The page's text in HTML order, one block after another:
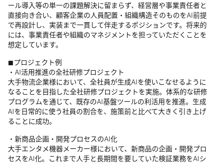
ール導入等の単一の課題解決に留まらず、経営層や事業責任者と
直接向き合い、顧客企業の人員配置・組織構造そのものをAI前提
で再設計し、実装まで一貫して伴走するポジションです。将来的
には、事業責任者や組織のマネジメントを担っていただくことを
想定しています。
◼︎プロジェクト例
・AI活用推進の全社研修プロジェクト
大手物流企業様において、全社員が生成AIを使いこなせるように
なることを目指した全社研修プロジェクトを実施。体系的な研修
プログラムを通じて、既存のAI基盤ツールの利活用を推進。生成
AIを日常的に使う社員の割合を、施策前と比べて大きく引き上げ
ることに成功。
・新商品企画・開発プロセスのAI化
大手エンタメ機器メーカー様において、新商品の企画・開発プロ
セスをAI化。これまで人手と長期間を要していた検証業務をAIシ